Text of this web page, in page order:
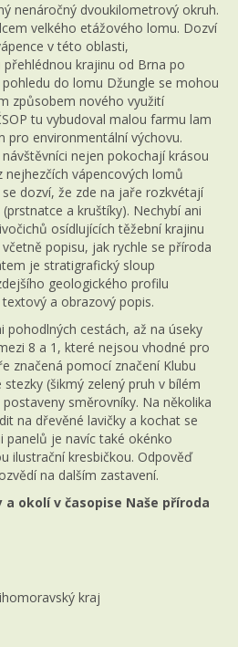
nenáročný dvoukilometrový okruh.
velkého etážového lomu. Dozví
v této oblasti,
krajinu od Brna po
do lomu Džungle se mohou
způsobem nového využití
tu vybudoval malou farmu lam
pro environmentální výchovu.
nejen pokochají krásou
vápencových lomů
dozví, že zde na jaře rozkvétají
a kruštíky). Nechybí ani
osídlujících těžební krajinu
popisu, jak rychle se příroda
je stratigrafický sloup
geologického profilu
a obrazový popis.
pohodlných cestách, až na úseky
8 a 1, které nejsou vhodné pro
značená pomocí značení Klubu
(šikmý zelený pruh v bílém
směrovníky. Na několika
na dřevěné lavičky a kochat se
panelů je navíc také okénko
ilustrační kresbičkou. Odpověď
na dalším zastavení.
okolí v časopise Naše příroda
kraj